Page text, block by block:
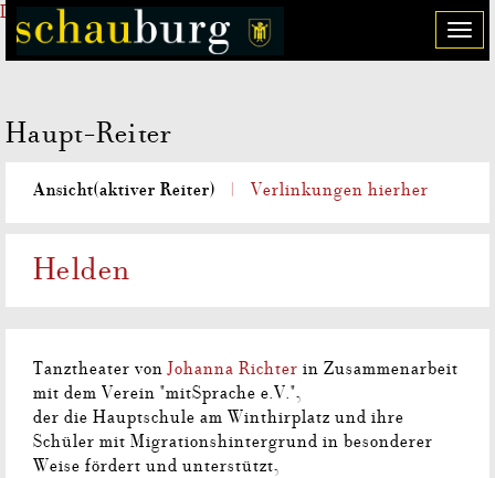
Direkt zum Inhalt
T
o
Haupt-Reiter
Ansicht(aktiver Reiter) Verlinkungen hierher
Helden
Tanztheater vonJohanna Richter in Zusammenarbeit
mit dem Verein "mitSprache e.V.",
der die Hauptschule am Winthirplatz und ihre
Schüler mit Migrationshintergrund in besonderer
Weise fördert und unterstützt,